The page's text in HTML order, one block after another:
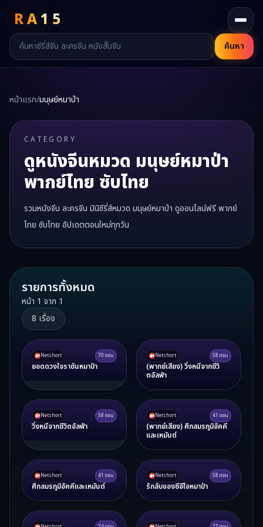
RA15
ค้นหา
หน้าแรก/มนุษย์หมาป่า
CATEGORY
ดูหนังจีนหมวด มนุษย์หมาป่า
พากย์ไทย ซับไทย
รวมหนังจีน ละครจีน มินิซีรี่ส์หมวด มนุษย์หมาป่า ดูออนไลน์ฟรี พากย์
ไทย ซับไทย อัปเดตตอนใหม่ทุกวัน
รายการทั้งหมด
หน้า 1 จาก 1
8 เรื่อง
Netshort 70 ตอน
ยอดดวงใจราชันหมาป่า
Netshort 58 ตอน
(พากย์เสียง) วิ่งหนีจากชีวิ
ตอัลฟ่า
Netshort 58 ตอน
วิ่งหนีจากชีวิตอัลฟ่า
Netshort 41 ตอน
(พากย์เสียง) ศึกสมรภูมิอัคคี
และเหมันต์
Netshort 41 ตอน
ศึกสมรภูมิอัคคีและเหมันต์
Netshort 58 ตอน
รักลับของซีอีโอหมาป่า